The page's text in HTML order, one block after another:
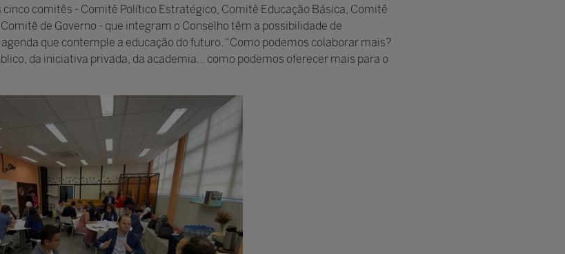
comitês - Comitê Político Estratégico, Comitê Educação Básica, Comitê
de Governo - que integram o Conselho têm a possibilidade de
que contemple a educação do futuro. “Como podemos colaborar mais?
da iniciativa privada, da academia... como podemos oferecer mais para o